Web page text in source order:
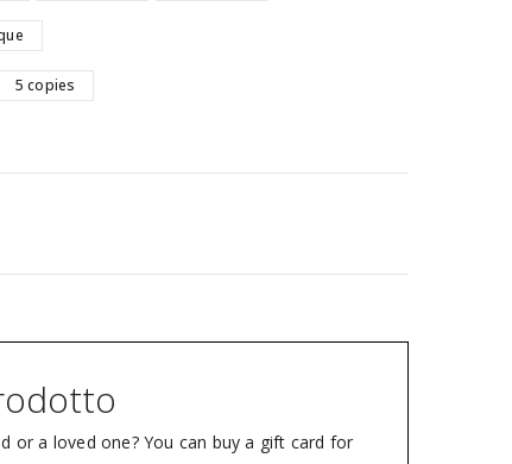
5 copies
or a loved one? You can buy a gift card for